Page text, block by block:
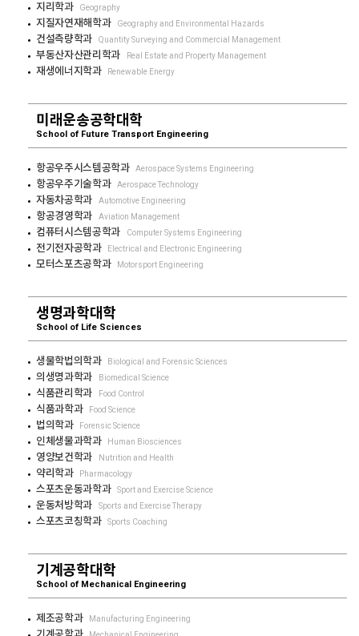
지리학과 Geography
지질자연재해학과 Geography and Environmental Hazards
건설측량학과 Quantity Surveying and Commercial Management
부동산자산관리학과 Real Estate and Property Management
재생에너지학과 Renewable Energy
미래운송공학대학
School of Future Transport Engineering
항공우주시스템공학과 Aerospace Systems Engineering
항공우주기술학과 Aerospace Technology
자동차공학과 Automotive Engineering
항공경영학과 Aviation Management
컴퓨터시스템공학과 Computer Systems Engineering
전기전자공학과 Electrical and Electronic Engineering
모터스포츠공학과 Motorsport Engineering
생명과학대학
School of Life Sciences
생물학법의학과 Biological and Forensic Sciences
의생명과학과 Biomedical Science
식품관리학과 Food Control
식품과학과 Food Science
법의학과 Forensic Science
인체생물과학과 Human Biosciences
영양보건학과 Nutrition and Health
약리학과 Pharmacology
스포츠운동과학과 Sport and Exercise Science
운동처방학과 Sports and Exercise Therapy
스포츠코칭학과 Sports Coaching
기계공학대학
School of Mechanical Engineering
제조공학과 Manufacturing Engineering